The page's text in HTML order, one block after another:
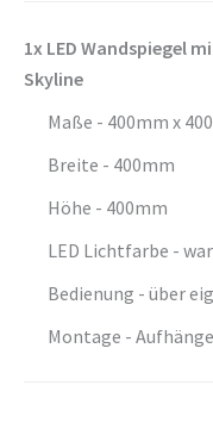
1x LED Wandspiegel
Skyline
Maße - 400mm x
Breite - 400mm
Höhe - 400mm
LED Lichtfarbe -
Bedienung - über
Montage -